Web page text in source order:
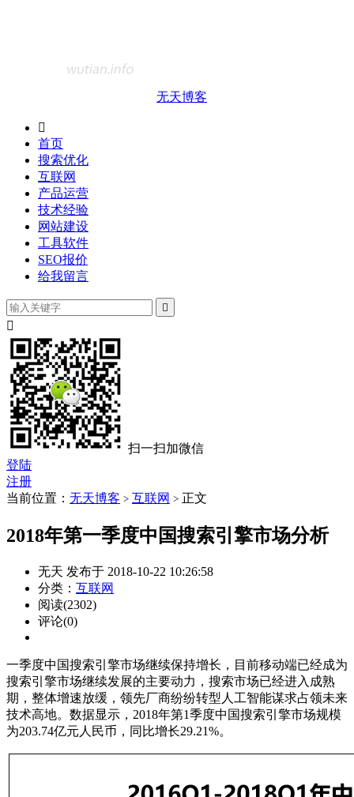
无天博客

首页
搜索优化
互联网
产品运营
技术经验
网站建设
工具软件
SEO报价
给我留言


扫一扫加微信
登陆
注册
当前位置： 无天博客 > 互联网 > 正文
2018年第一季度中国搜索引擎市场分析
无天 发布于 2018-10-22 10:26:58
分类： 互联网
阅读(2302)
评论(0)
一季度中国搜索引擎市场继续保持增长，目前移动端已经成为
搜索引擎市场继续发展的主要动力，搜索市场已经进入成熟
期，整体增速放缓，领先厂商纷纷转型人工智能谋求占领未来
技术高地。数据显示，2018年第1季度中国搜索引擎市场规模
为203.74亿元人民币，同比增长29.21%。